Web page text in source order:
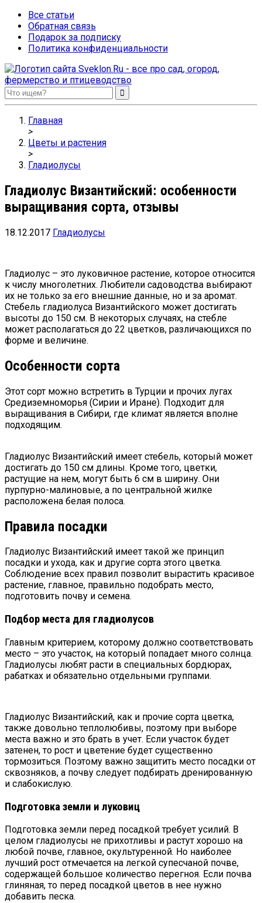
Все статьи
Обратная связь
Подарок за подписку
Политика конфиденциальности
Sveklon.Ru – все про сад, огород, фермерство и птицеводство
Главная
>
Цветы и растения
>
Гладиолусы
Гладиолус Византийский: особенности
выращивания сорта, отзывы
18.12.2017 Гладиолусы
Гладиолус – это луковичное растение, которое относится
к числу многолетних. Любители садоводства выбирают
их не только за его внешние данные, но и за аромат.
Стебель гладиолуса Византийского может достигать
высоты до 150 см. В некоторых случаях, на стебле
может располагаться до 22 цветков, различающихся по
форме и величине.
Особенности сорта
Этот сорт можно встретить в Турции и прочих лугах
Средиземноморья (Сирии и Иране). Подходит для
выращивания в Сибири, где климат является вполне
подходящим.
Гладиолус Византийский имеет стебель, который может
достигать до 150 см длины. Кроме того, цветки,
растущие на нем, могут быть 6 см в ширину. Они
пурпурно-малиновые, а по центральной жилке
расположена белая полоса.
Правила посадки
Гладиолус Византийский имеет такой же принцип
посадки и ухода, как и другие сорта этого цветка.
Соблюдение всех правил позволит вырастить красивое
растение, главное, правильно подобрать место,
подготовить почву и семена.
Подбор места для гладиолусов
Главным критерием, которому должно соответствовать
место – это участок, на который попадает много солнца.
Гладиолусы любят расти в специальных бордюрах,
рабатках и обязательно отдельными группами.
Гладиолус Византийский, как и прочие сорта цветка,
также довольно теплолюбивы, поэтому при выборе
места важно и это брать в учет. Если участок будет
затенен, то рост и цветение будет существенно
тормозиться. Поэтому важно защитить место посадки от
сквозняков, а почву следует подбирать дренированную
и слабокислую.
Подготовка земли и луковиц
Подготовка земли перед посадкой требует усилий. В
целом гладиолусы не прихотливы и растут хорошо на
любой почве, главное, окультуренной. Но наиболее
лучший рост отмечается на легкой супесчаной почве,
содержащей большое количество перегноя. Если почва
глиняная, то перед посадкой цветов в нее нужно
добавить песка.